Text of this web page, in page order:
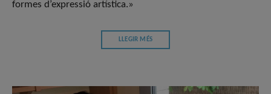
formes d’expressió artística.»
LLEGIR MÉS